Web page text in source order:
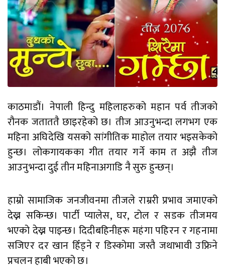
काठमाडौं। नेपाली हिन्दु महिलाहरुको महान पर्व तीजको
रौनक जताततै छाइरहेको छ। तीज आउनुभन्दा लगभग एक
महिना अघिदेखि यसको सांगीतिक माहोल तयार भइसकेको
हुन्छ। लोकगायकका गीत तयार गर्ने काम त अझै तीज
आउनुभन्दा दुई तीन महिनाअगाडि नै सुरु हुन्छन्।
हाम्रो सामाजिक जनजीवनमा तीजले राम्ररी प्रभाव जमाएको
देख्न सकिन्छ। पार्टी प्यालेस, घर, टोल र सडक तीजमय
भएको देख्न पाइन्छ। दिदीबहिनीहरू महंगा पहिरन र गहनामा
सजिएर दर खान हिँड्ने र डिस्कोमा जस्तै जथाभावी उफ्रिने
प्रचलन हाबी भएको छ।